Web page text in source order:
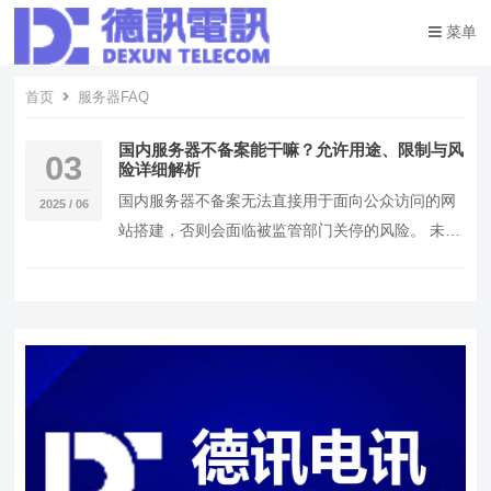
菜单
首页 服务器FAQ
03
2025 / 06
国内服务器不备案能干嘛？允许用途、限制与风
险详细解析
国内服务器不备案无法直接用于面向公众访问的网
站搭建，否则会面临被监管部门关停的风险。 未备